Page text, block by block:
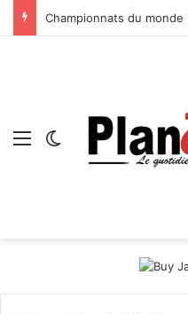
Menu Switch skin